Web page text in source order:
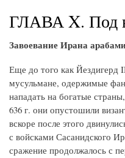
ГЛАВА X. Под
Завоевание Ирана
Еще до того как Йездигерд
мусульмане, одержимые
нападать на богатые
636 г. они опустошили
вскоре после этого
с войсками Сасанидского
сражение продолжалось с